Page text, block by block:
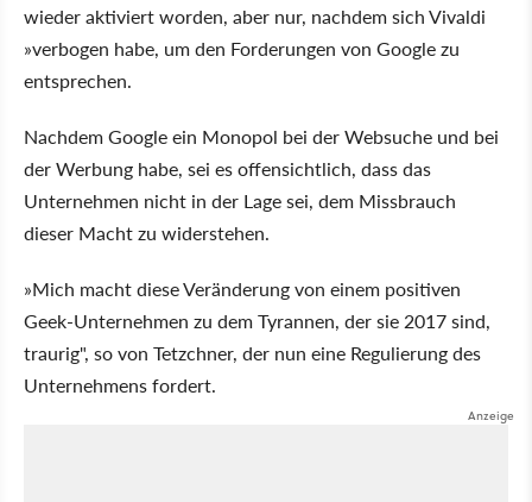
wieder aktiviert worden, aber nur, nachdem sich Vivaldi
»verbogen habe, um den Forderungen von Google zu
entsprechen.
Nachdem Google ein Monopol bei der Websuche und bei
der Werbung habe, sei es offensichtlich, dass das
Unternehmen nicht in der Lage sei, dem Missbrauch
dieser Macht zu widerstehen.
»Mich macht diese Veränderung von einem positiven
Geek-Unternehmen zu dem Tyrannen, der sie 2017 sind,
traurig", so von Tetzchner, der nun eine Regulierung des
Unternehmens fordert.